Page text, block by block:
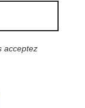
acceptez